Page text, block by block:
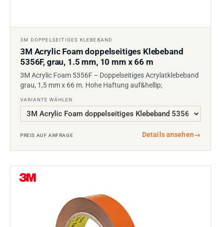
3M DOPPELSEITIGES KLEBEBAND
3M Acrylic Foam doppelseitiges Klebeband
5356F, grau, 1.5 mm, 10 mm x 66 m
3M Acrylic Foam 5356F – Doppelseitiges Acrylatklebeband
grau, 1,5 mm x 66 m. Hohe Haftung auf&hellip;
VARIANTE WÄHLEN
PREIS AUF ANFRAGE Details ansehen→